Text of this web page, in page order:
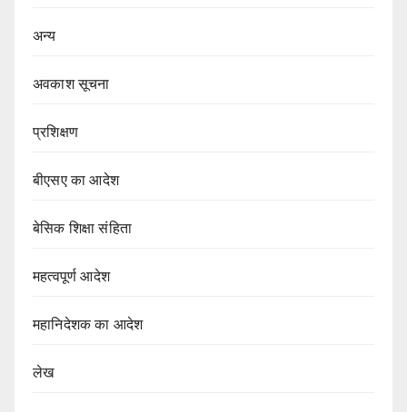
अन्य
अवकाश सूचना
प्रशिक्षण
बीएसए का आदेश
बेसिक शिक्षा संहिता
महत्वपूर्ण आदेश
महानिदेशक का आदेश
लेख